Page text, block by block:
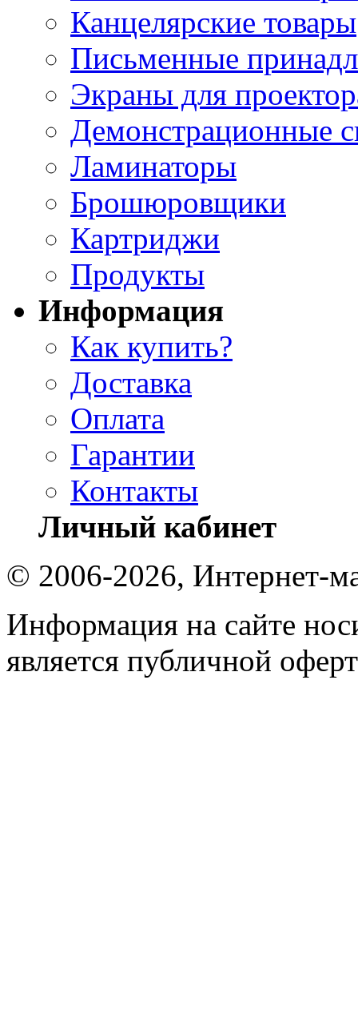
Канцелярские товары
Письменные
Экраны для
Демонстрационные
Ламинаторы
Брошюровщики
Картриджи
Продукты
Информация
Как купить?
Доставка
Оплата
Гарантии
Контакты
Личный кабинет
© 2006-2026, Интернет-
Информация на сайте
является публичной